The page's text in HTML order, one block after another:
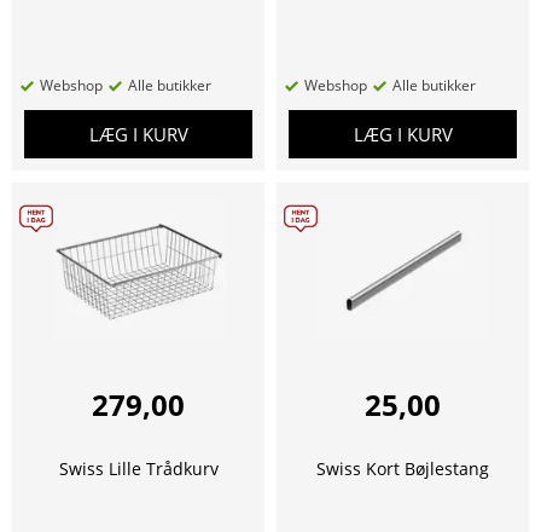
Webshop Alle butikker
LÆG I KURV
Webshop Alle butikker
LÆG I KURV
279,00
Swiss Lille Trådkurv
25,00
Swiss Kort Bøjlestang